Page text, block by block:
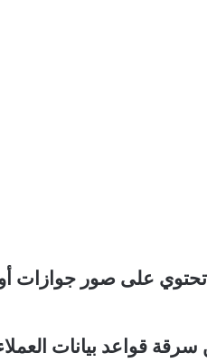
تحتوي على صور جوازات
قواعد بيانات